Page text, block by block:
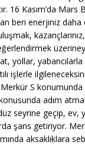
16 Kasım’da Mars
beri enerjiniz
yollar, yabancılarla
işlerle
Merkür S
adım
seyrine geçip, ev,
şans getiriyor.
aksaklıklara